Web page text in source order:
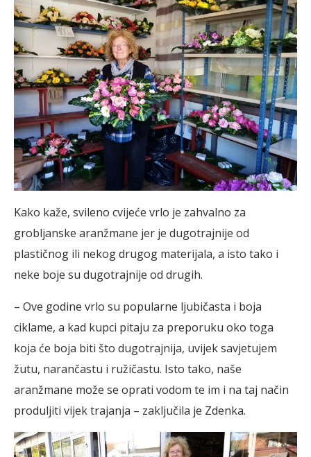
Kako kaže, svileno cvijeće vrlo je zahvalno za
grobljanske aranžmane jer je dugotrajnije od
plastičnog ili nekog drugog materijala, a isto tako i
neke boje su dugotrajnije od drugih.
– Ove godine vrlo su popularne ljubičasta i boja
ciklame, a kad kupci pitaju za preporuku oko toga
koja će boja biti što dugotrajnija, uvijek savjetujem
žutu, narančastu i ružičastu. Isto tako, naše
aranžmane može se oprati vodom te im i na taj način
produljiti vijek trajanja – zaključila je Zdenka.